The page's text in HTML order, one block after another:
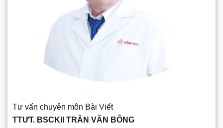
Tư vấn chuyên môn Bài Viết
TTƯT. BSCKII TRẦN VĂN BÔNG